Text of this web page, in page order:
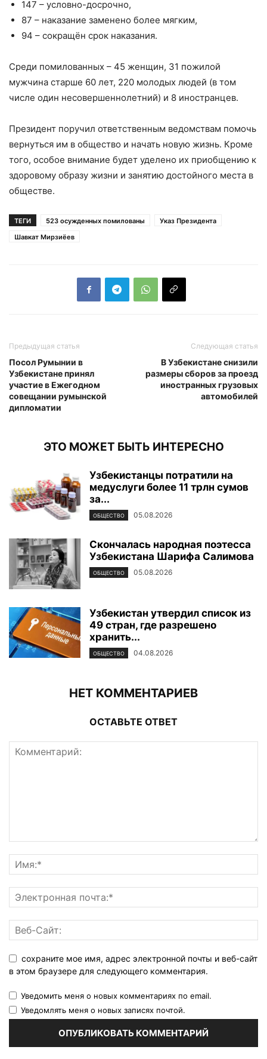
147 – условно-досрочно,
87 – наказание заменено более мягким,
94 – сокращён срок наказания.
Среди помилованных – 45 женщин, 31 пожилой
мужчина старше 60 лет, 220 молодых людей (в том
числе один несовершеннолетний) и 8 иностранцев.
Президент поручил ответственным ведомствам помочь
вернуться им в общество и начать новую жизнь. Кроме
того, особое внимание будет уделено их приобщению к
здоровому образу жизни и занятию достойного места в
обществе.
ТЕГИ 523 осужденных помилованы
Указ Президента
Шавкат Мирзиёев
Предыдущая статья
Посол Румынии в
Узбекистане принял
участие в Ежегодном
совещании румынской
дипломатии
Следующая статья
В Узбекистане снизили
размеры сборов за проезд
иностранных грузовых
автомобилей
ЭТО МОЖЕТ БЫТЬ ИНТЕРЕСНО
Узбекистанцы потратили на
медуслуги более 11 трлн сумов
за...
ОБЩЕСТВО 05.08.2026
Скончалась народная поэтесса
Узбекистана Шарифа Салимова
ОБЩЕСТВО 05.08.2026
Узбекистан утвердил список из
49 стран, где разрешено
хранить...
ОБЩЕСТВО 04.08.2026
НЕТ КОММЕНТАРИЕВ
ОСТАВЬТЕ ОТВЕТ
сохраните мое имя, адрес электронной почты и веб-сайт
в этом браузере для следующего комментария.
Уведомить меня о новых комментариях по email.
Уведомлять меня о новых записях почтой.